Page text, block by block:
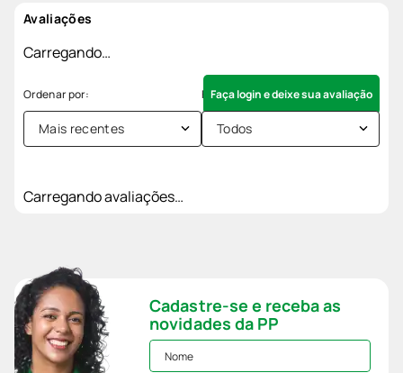
Avaliações
Carregando…
Faça login e deixe sua avaliação
Mais recentes Todos
Carregando avaliações…
Cadastre-se e receba as
novidades da PP